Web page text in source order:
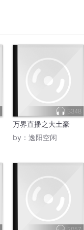
3348
万界直播之大土豪
by： 逸阳空闲